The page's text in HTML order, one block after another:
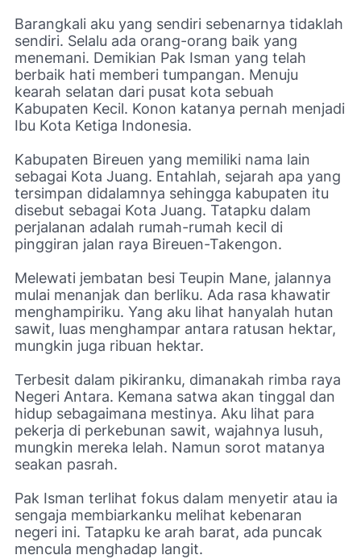
Barangkali aku yang sendiri sebenarnya tidaklah
sendiri. Selalu ada orang-orang baik yang
menemani. Demikian Pak Isman yang telah
berbaik hati memberi tumpangan. Menuju
kearah selatan dari pusat kota sebuah
Kabupaten Kecil. Konon katanya pernah menjadi
Ibu Kota Ketiga Indonesia.
Kabupaten Bireuen yang memiliki nama lain
sebagai Kota Juang. Entahlah, sejarah apa yang
tersimpan didalamnya sehingga kabupaten itu
disebut sebagai Kota Juang. Tatapku dalam
perjalanan adalah rumah-rumah kecil di
pinggiran jalan raya Bireuen-Takengon.
Melewati jembatan besi Teupin Mane, jalannya
mulai menanjak dan berliku. Ada rasa khawatir
menghampiriku. Yang aku lihat hanyalah hutan
sawit, luas menghampar antara ratusan hektar,
mungkin juga ribuan hektar.
Terbesit dalam pikiranku, dimanakah rimba raya
Negeri Antara. Kemana satwa akan tinggal dan
hidup sebagaimana mestinya. Aku lihat para
pekerja di perkebunan sawit, wajahnya lusuh,
mungkin mereka lelah. Namun sorot matanya
seakan pasrah.
Pak Isman terlihat fokus dalam menyetir atau ia
sengaja membiarkanku melihat kebenaran
negeri ini. Tatapku ke arah barat, ada puncak
mencula menghadap langit.